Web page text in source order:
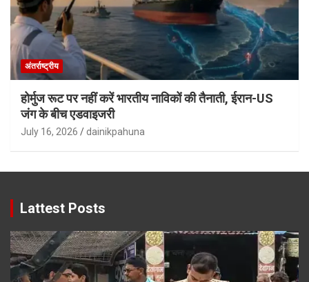
अंतर्राष्ट्रीय
होर्मुज रूट पर नहीं करें भारतीय नाविकों की तैनाती, ईरान-US
जंग के बीच एडवाइजरी
July 16, 2026 dainikpahuna
Lattest Posts